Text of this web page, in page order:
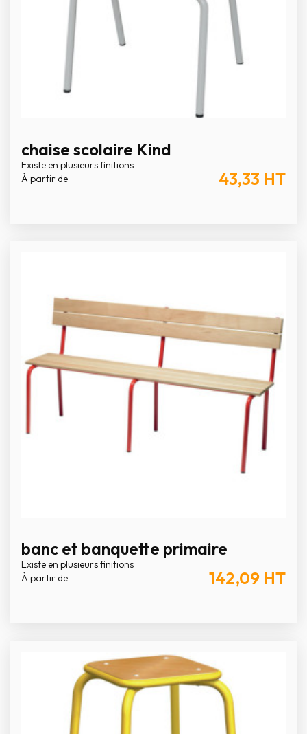
chaise scolaire Kind
Existe en plusieurs finitions
À partir de
43,33 HT
banc et banquette primaire
Existe en plusieurs finitions
À partir de
142,09 HT